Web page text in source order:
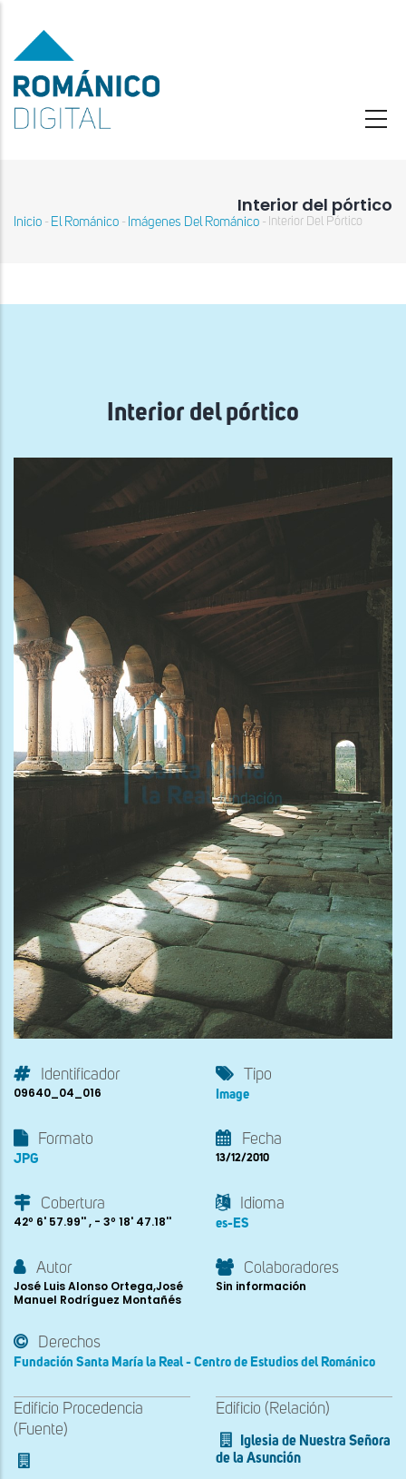
contenido
principal
Interior del pórtico
Sobrescribir
navegación
Inicio - El Románico - Imágenes Del Románico - Interior Del Pórtico
Interior del pórtico
Identificador
09640_04_016
Tipo
Image
Formato
JPG
Fecha
13/12/2010
Cobertura
42º 6' 57.99'' , - 3º 18' 47.18''
Idioma
es-ES
Autor
José Luis Alonso Ortega,José
Manuel Rodríguez Montañés
Colaboradores
Sin información
Derechos
Fundación Santa María la Real - Centro de Estudios del Románico
Edificio Procedencia
(Fuente)
Edificio (Relación)
Iglesia de Nuestra Señora
de la Asunción